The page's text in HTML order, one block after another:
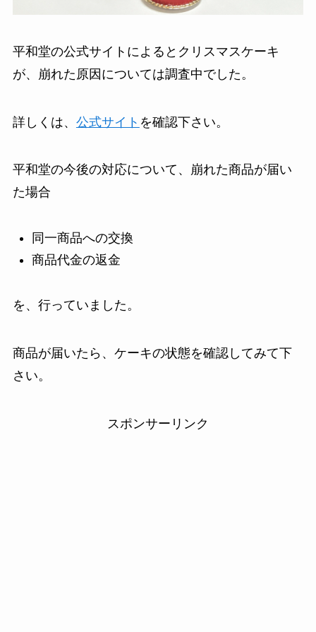
平和堂の公式サイトによるとクリスマスケーキ
が、崩れた原因については調査中でした。
詳しくは、 公式サイト を確認下さい。
平和堂の今後の対応について、崩れた商品が届い
た場合
同一商品への交換
商品代金の返金
を、行っていました。
商品が届いたら、ケーキの状態を確認してみて下
さい。
スポンサーリンク